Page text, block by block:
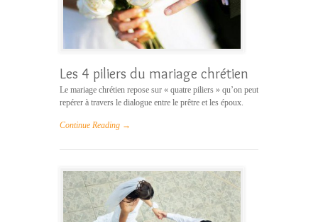
Les 4 piliers du mariage chrétien
Le mariage chrétien repose sur « quatre piliers » qu’on peut
repérer à travers le dialogue entre le prêtre et les époux.
Continue Reading →